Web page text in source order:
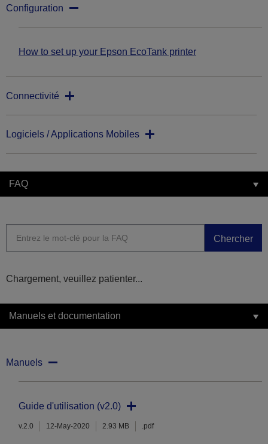
Configuration
How to set up your Epson EcoTank printer
Connectivité
Logiciels / Applications Mobiles
FAQ
Chercher
Chargement, veuillez patienter...
Manuels et documentation
Manuels
Guide d'utilisation (v2.0)
v.2.0 12-May-2020 2.93 MB .pdf